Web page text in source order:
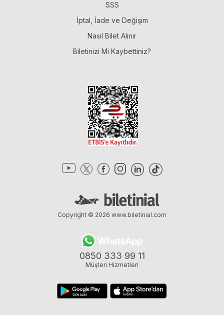
SSS
İptal, İade ve Değişim
Nasıl Bilet Alınır
Biletinizi Mi Kaybettiniz?
0850 333 99 11
Müşteri Hizmetleri
Copyright © 2026 www.biletinial.com